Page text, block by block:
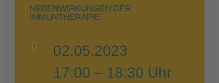
NEBENWIRKUNGEN DER
IMMUNTHERAPIE
02.05.2023
17:00 – 18:30 Uhr